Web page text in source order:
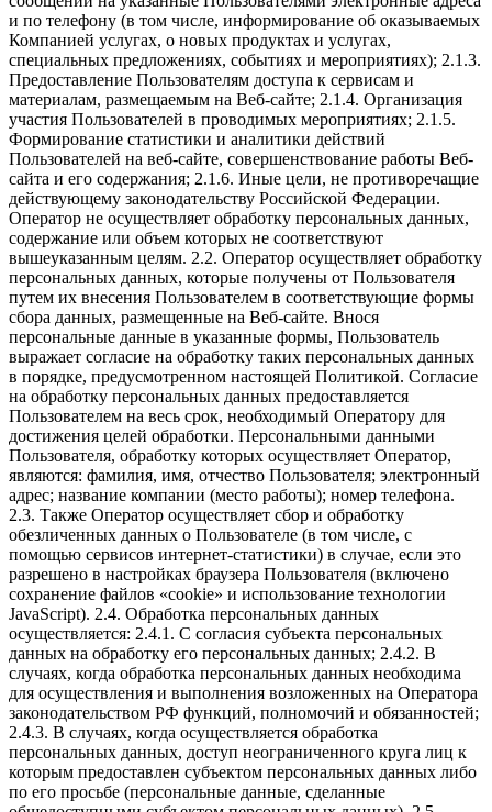
и по телефону (в том числе, информирование об оказываемых
Компанией услугах, о новых продуктах и услугах,
специальных предложениях, событиях и мероприятиях); 2.1.3.
Предоставление Пользователям доступа к сервисам и
материалам, размещаемым на Веб-сайте; 2.1.4. Организация
участия Пользователей в проводимых мероприятиях; 2.1.5.
Формирование статистики и аналитики действий
Пользователей на веб-сайте, совершенствование работы Веб-
сайта и его содержания; 2.1.6. Иные цели, не противоречащие
действующему законодательству Российской Федерации.
Оператор не осуществляет обработку персональных данных,
содержание или объем которых не соответствуют
вышеуказанным целям. 2.2. Оператор осуществляет обработку
персональных данных, которые получены от Пользователя
путем их внесения Пользователем в соответствующие формы
сбора данных, размещенные на Веб-сайте. Внося
персональные данные в указанные формы, Пользователь
выражает согласие на обработку таких персональных данных
в порядке, предусмотренном настоящей Политикой. Согласие
на обработку персональных данных предоставляется
Пользователем на весь срок, необходимый Оператору для
достижения целей обработки. Персональными данными
Пользователя, обработку которых осуществляет Оператор,
являются: фамилия, имя, отчество Пользователя; электронный
адрес; название компании (место работы); номер телефона.
2.3. Также Оператор осуществляет сбор и обработку
обезличенных данных о Пользователе (в том числе, с
помощью сервисов интернет-статистики) в случае, если это
разрешено в настройках браузера Пользователя (включено
сохранение файлов «cookie» и использование технологии
JavaScript). 2.4. Обработка персональных данных
осуществляется: 2.4.1. С согласия субъекта персональных
данных на обработку его персональных данных; 2.4.2. В
случаях, когда обработка персональных данных необходима
для осуществления и выполнения возложенных на Оператора
законодательством РФ функций, полномочий и обязанностей;
2.4.3. В случаях, когда осуществляется обработка
персональных данных, доступ неограниченного круга лиц к
которым предоставлен субъектом персональных данных либо
по его просьбе (персональные данные, сделанные